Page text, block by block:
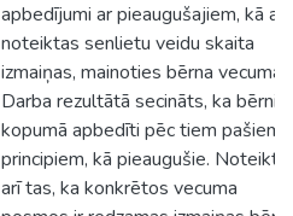
apbedījumi ar pieaugušajiem, kā arī
noteiktas senlietu veidu skaita
izmaiņas, mainoties bērna
Darba rezultātā secināts, ka bērni
kopumā apbedīti pēc tiem pašiem
principiem, kā pieaugušie. Noteikts
arī tas, ka konkrētos vecuma